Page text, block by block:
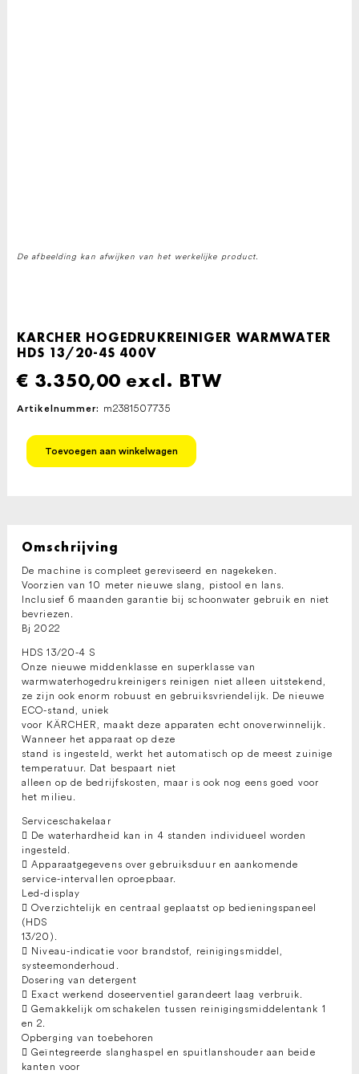
De afbeelding kan afwijken van het werkelijke product.
KARCHER HOGEDRUKREINIGER WARMWATER
HDS 13/20-4S 400V
€ 3.350,00 excl. BTW
Artikelnummer: m2381507735
KARCHER
HOGEDRUKREINIGER
WARMWATER
aantal
Toevoegen aan winkelwagen
Omschrijving
De machine is compleet gereviseerd en nagekeken.
Voorzien van 10 meter nieuwe slang, pistool en lans.
Inclusief 6 maanden garantie bij schoonwater gebruik en niet
bevriezen.
Bj 2022
HDS 13/20-4 S
Onze nieuwe middenklasse en superklasse van
warmwaterhogedrukreinigers reinigen niet alleen uitstekend,
ze zijn ook enorm robuust en gebruiksvriendelijk. De nieuwe
ECO-stand, uniek
voor KÄRCHER, maakt deze apparaten echt onoverwinnelijk.
Wanneer het apparaat op deze
stand is ingesteld, werkt het automatisch op de meest zuinige
temperatuur. Dat bespaart niet
alleen op de bedrijfskosten, maar is ook nog eens goed voor
het milieu.
Serviceschakelaar
 De waterhardheid kan in 4 standen individueel worden
ingesteld.
 Apparaatgegevens over gebruiksduur en aankomende
service-intervallen oproepbaar.
Led-display
 Overzichtelijk en centraal geplaatst op bedieningspaneel
(HDS
13/20).
 Niveau-indicatie voor brandstof, reinigingsmiddel,
systeemonderhoud.
Dosering van detergent
 Exact werkend doseerventiel garandeert laag verbruik.
 Gemakkelijk omschakelen tussen reinigingsmiddelentank 1
en 2.
Opberging van toebehoren
 Geïntegreerde slanghaspel en spuitlanshouder aan beide
kanten voor